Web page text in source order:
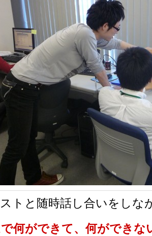
トと随時話し合いをしな
何ができて、何ができな